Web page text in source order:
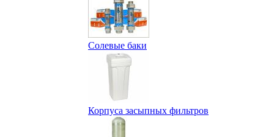
Солевые баки
Корпуса засыпных фильтров